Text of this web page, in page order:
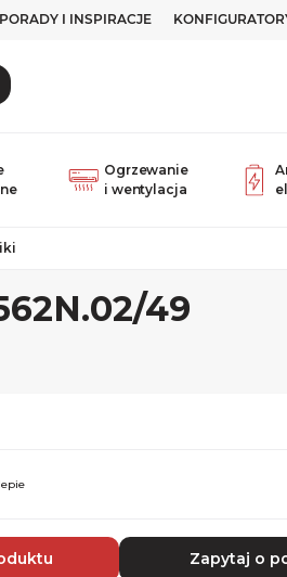
PORADY I INSPIRACJE
Ogrzewanie
i wentylacja
49
Zapytaj o